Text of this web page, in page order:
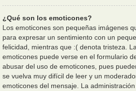
¿Qué son los emoticones?
Los emoticones son pequeñas imágenes
para expresar un sentimiento con un
felicidad, mientras que :( denota tristeza.
emoticones puede verse en el formulario
abusar del uso de emoticones, pues
se vuelva muy difícil de leer y un
emoticones del mensaje. La